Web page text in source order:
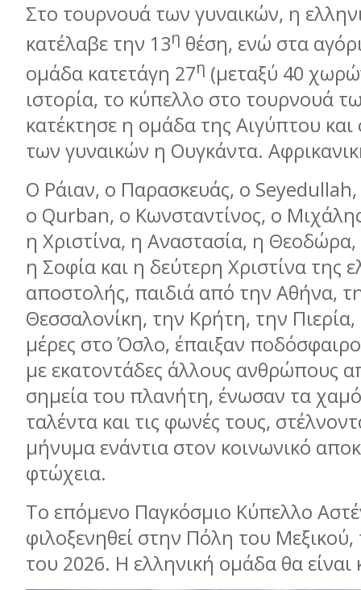
Στο τουρνουά των γυναικών, η
κατέλαβε την 13η θέση, ενώ στα
ομάδα κατετάγη 27η (μεταξύ 40
ιστορία, το κύπελλο στο τουρνουά
κατέκτησε η ομάδα της Αιγύπτου
των γυναικών η Ουγκάντα.
Ο Ράιαν, ο Παρασκευάς, ο Seyedullah
ο Qurban, ο Κωνσταντίνος, ο
η Χριστίνα, η Αναστασία, η
η Σοφία και η δεύτερη Χριστίνα της
αποστολής, παιδιά από την Αθήνα,
Θεσσαλονίκη, την Κρήτη, την
μέρες στο Όσλο, έπαιξαν
με εκατοντάδες άλλους ανθρώπους
σημεία του πλανήτη, ένωσαν τα
ταλέντα και τις φωνές τους,
μήνυμα ενάντια στον κοινωνικό
φτώχεια.
Το επόμενο Παγκόσμιο Κύπελλο
φιλοξενηθεί στην Πόλη του
του 2026. Η ελληνική ομάδα θα είναι